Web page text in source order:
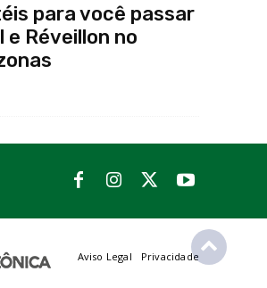
para você passar
e Réveillon no
Aviso Legal Privacidade